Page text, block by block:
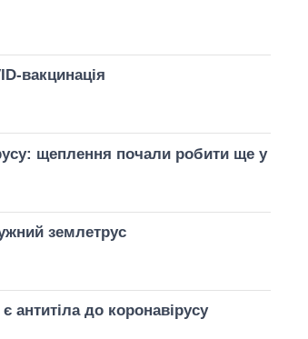
вакцинація
щеплення почали робити ще у
землетрус
антитіла до коронавірусу